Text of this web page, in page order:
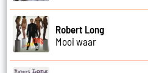
Robert Long
Mooi waar